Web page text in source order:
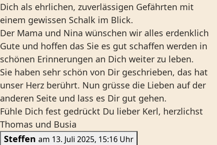
Dich als ehrlichen, zuverlässigen Gefährten mit
einem gewissen Schalk im Blick.
Der Mama und Nina wünschen wir alles erdenklich
Gute und hoffen das Sie es gut schaffen werden in
schönen Erinnerungen an Dich weiter zu leben.
Sie haben sehr schön von Dir geschrieben, das hat
unser Herz berührt. Nun grüsse die Lieben auf der
anderen Seite und lass es Dir gut gehen.
Fühle Dich fest gedrückt Du lieber Kerl, herzlichst
Thomas und Busia
Steffen
am 13. Juli 2025, 15:16 Uhr